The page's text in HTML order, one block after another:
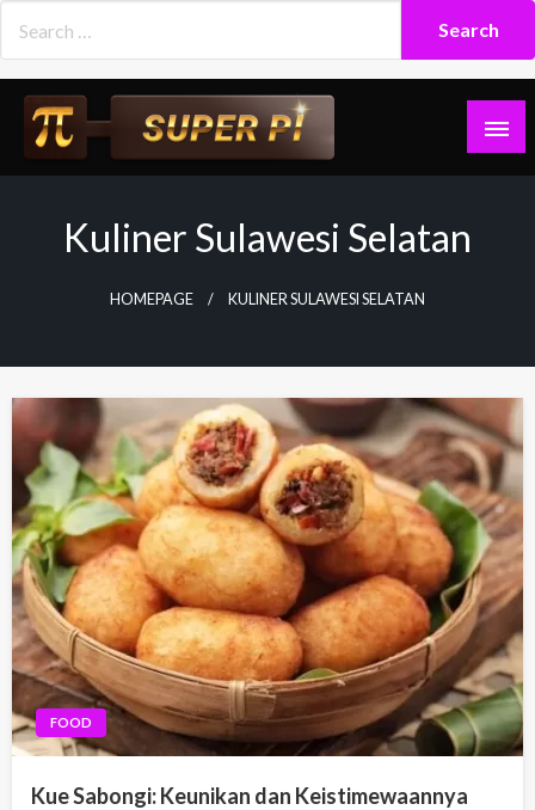
content
Kuliner Sulawesi Selatan
HOMEPAGE KULINER SULAWESI SELATAN
FOOD
Kue Sabongi: Keunikan dan Keistimewaannya